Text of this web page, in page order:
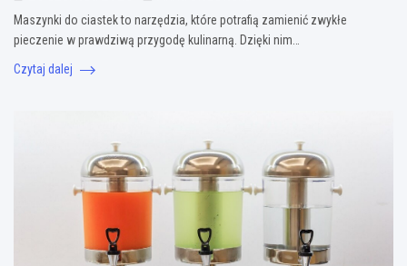
Maszynki do ciastek to narzędzia, które potrafią zamienić zwykłe
pieczenie w prawdziwą przygodę kulinarną. Dzięki nim…
Czytaj dalej